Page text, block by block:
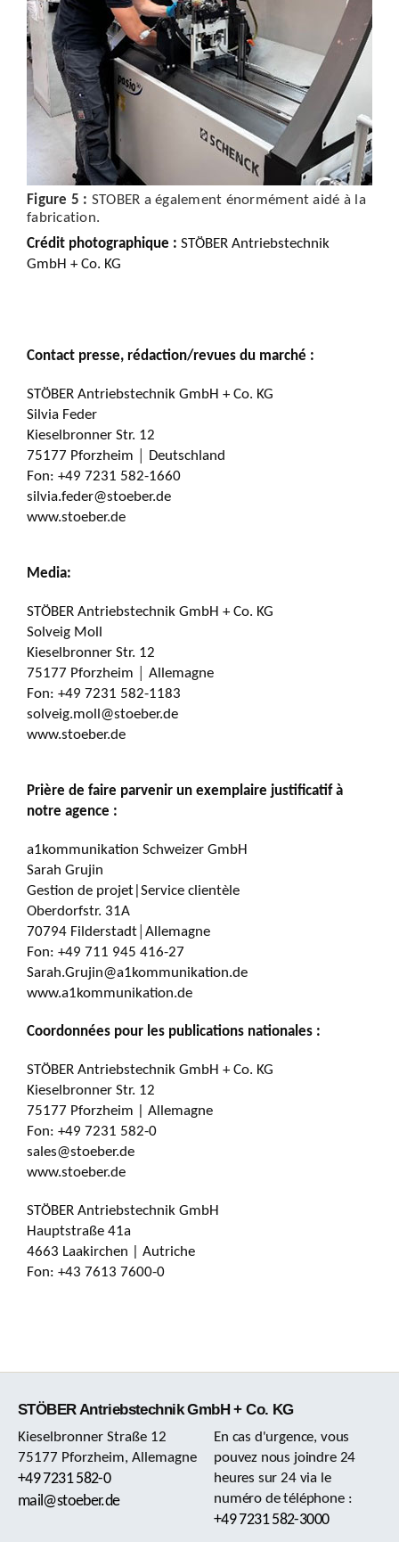
Figure 5 : STOBER a également énormément aidé à la
fabrication.
Crédit photographique : STÖBER Antriebstechnik
GmbH + Co. KG
Contact presse, rédaction/revues du marché :
STÖBER Antriebstechnik GmbH + Co. KG
Silvia Feder
Kieselbronner Str. 12
75177 Pforzheim │ Deutschland
Fon: +49 7231 582-1660
silvia.feder@stoeber.de
www.stoeber.de
Media:
STÖBER Antriebstechnik GmbH + Co. KG
Solveig Moll
Kieselbronner Str. 12
75177 Pforzheim │ Allemagne
Fon: +49 7231 582-1183
solveig.moll@stoeber.de
www.stoeber.de
Prière de faire parvenir un exemplaire justificatif à
notre agence :
a1kommunikation Schweizer GmbH
Sarah Grujin
Gestion de projet|Service clientèle
Oberdorfstr. 31A
70794 Filderstadt│Allemagne
Fon: +49 711 945 416-27
Sarah.Grujin@a1kommunikation.de
www.a1kommunikation.de
Coordonnées pour les publications nationales :
STÖBER Antriebstechnik GmbH + Co. KG
Kieselbronner Str. 12
75177 Pforzheim | Allemagne
Fon: +49 7231 582-0
sales@stoeber.de
www.stoeber.de
STÖBER Antriebstechnik GmbH
Hauptstraße 41a
4663 Laakirchen | Autriche
Fon: +43 7613 7600-0
STÖBER Antriebstechnik GmbH + Co. KG
Kieselbronner Straße 12
75177 Pforzheim, Allemagne
+49 7231 582-0
mail@stoeber.de
En cas d'urgence, vous
pouvez nous joindre 24
heures sur 24 via le
numéro de téléphone :
+49 7231 582-3000